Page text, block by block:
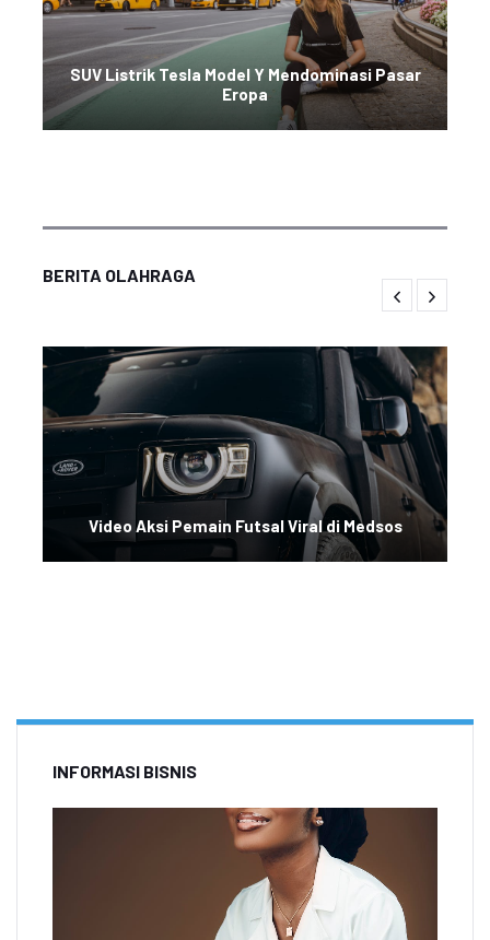
SUV Listrik Tesla Model Y Mendominasi Pasar
Eropa
BERITA OLAHRAGA
Video Aksi Pemain Futsal Viral di Medsos
INFORMASI BISNIS